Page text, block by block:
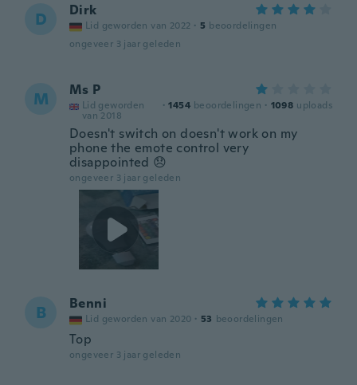
D Dirk
Lid geworden van 2022 · 5 beoordelingen
ongeveer 3 jaar geleden
M Ms P
Lid geworden
van 2018
· 1454 beoordelingen · 1098 uploads
Doesn't switch on doesn't work on my
phone the emote control very
disappointed 😞
ongeveer 3 jaar geleden
B Benni
Lid geworden van 2020 · 53 beoordelingen
Top
ongeveer 3 jaar geleden